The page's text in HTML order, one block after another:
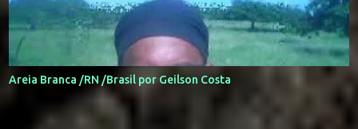
Areia Branca /RN /Brasil por Geilson Costa